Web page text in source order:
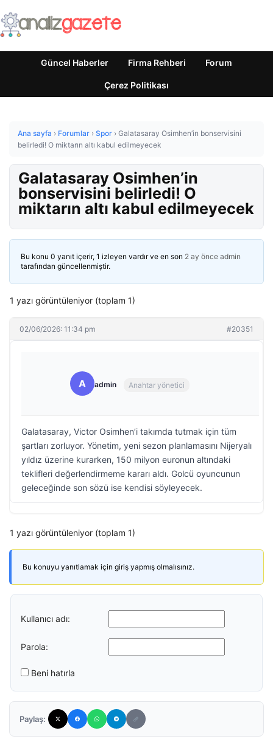
Güncel Haberler Firma Rehberi Forum
Çerez Politikası
Ana sayfa › Forumlar › Spor › Galatasaray Osimhen’in bonservisini
belirledi! O miktarın altı kabul edilmeyecek
Galatasaray Osimhen’in
bonservisini belirledi! O
miktarın altı kabul edilmeyecek
Bu konu 0 yanıt içerir, 1 izleyen vardır ve en son 2 ay önce admin
tarafından güncellenmiştir.
1 yazı görüntüleniyor (toplam 1)
02/06/2026: 11:34 pm #20351
A admin Anahtar yönetici
Galatasaray, Victor Osimhen’i takımda tutmak için tüm
şartları zorluyor. Yönetim, yeni sezon planlamasını Nijeryalı
yıldız üzerine kurarken, 150 milyon euronun altındaki
teklifleri değerlendirmeme kararı aldı. Golcü oyuncunun
geleceğinde son sözü ise kendisi söyleyecek.
1 yazı görüntüleniyor (toplam 1)
Bu konuyu yanıtlamak için giriş yapmış olmalısınız.
Kullanıcı adı:
Parola:
Beni hatırla
Paylaş: